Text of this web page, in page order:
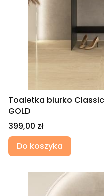
Toaletka biurko
GOLD
Cena
399,00 zł
Do koszyka